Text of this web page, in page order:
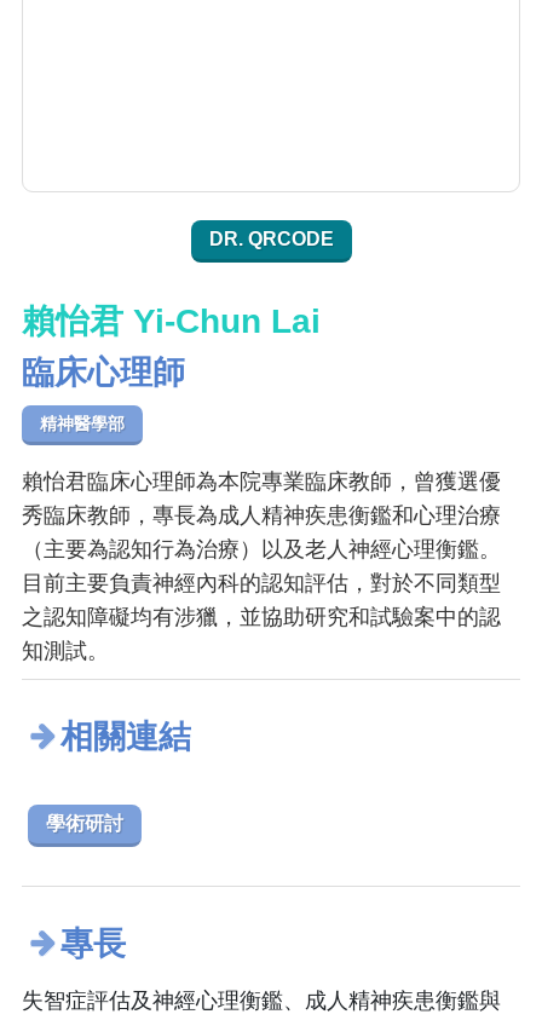
DR. QRCODE
賴怡君 Yi-Chun Lai
臨床心理師
精神醫學部
賴怡君臨床心理師為本院專業臨床教師，曾獲選優
秀臨床教師，專長為成人精神疾患衡鑑和心理治療
（主要為認知行為治療）以及老人神經心理衡鑑。
目前主要負責神經內科的認知評估，對於不同類型
之認知障礙均有涉獵，並協助研究和試驗案中的認
知測試。
相關連結
學術研討
專長
失智症評估及神經心理衡鑑、成人精神疾患衡鑑與